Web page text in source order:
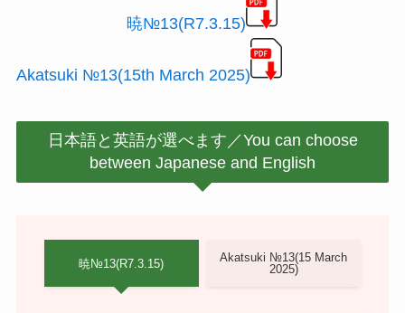
暁№13(R7.3.15)
Akatsuki №13(15th March 2025)
日本語と英語が選べます／You can choose
between Japanese and English
暁№13(R7.3.15)
Akatsuki №13(15 March
2025)